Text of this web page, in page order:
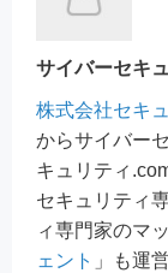
サイバーセキ
株式会社セキ
からサイバー
キュリティ
セキュリティ
ィ専門家のマ
ェント 」も運